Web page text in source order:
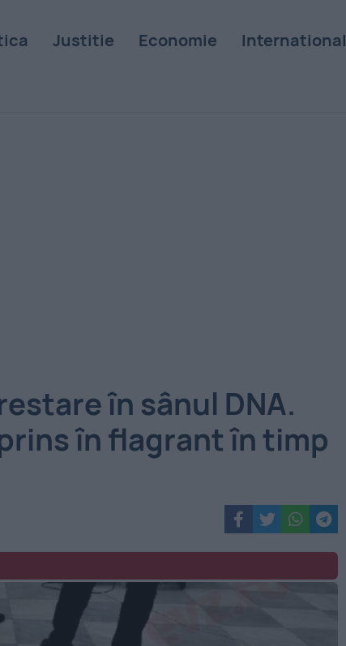
Justitie Economie International
în sânul DNA.
în flagrant în timp